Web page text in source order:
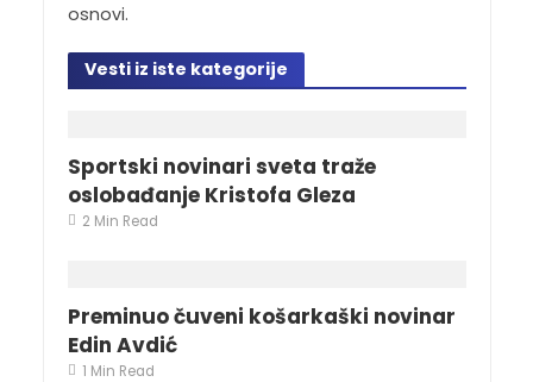
osnovi.
Vesti iz iste kategorije
Sportski novinari sveta traže
oslobađanje Kristofa Gleza
2 Min Read
Preminuo čuveni košarkaški novinar
Edin Avdić
1 Min Read